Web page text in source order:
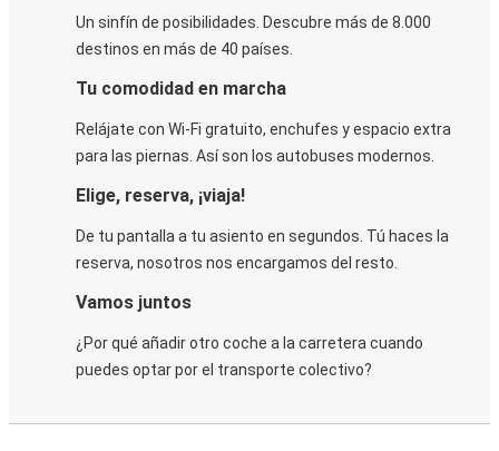
Un sinfín de posibilidades. Descubre más de 8.000
destinos en más de 40 países.
Tu comodidad en marcha
Relájate con Wi-Fi gratuito, enchufes y espacio extra
para las piernas. Así son los autobuses modernos.
Elige, reserva, ¡viaja!
De tu pantalla a tu asiento en segundos. Tú haces la
reserva, nosotros nos encargamos del resto.
Vamos juntos
¿Por qué añadir otro coche a la carretera cuando
puedes optar por el transporte colectivo?